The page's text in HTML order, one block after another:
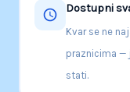
Dostupni
Kvar se ne
praznicima —
stati.